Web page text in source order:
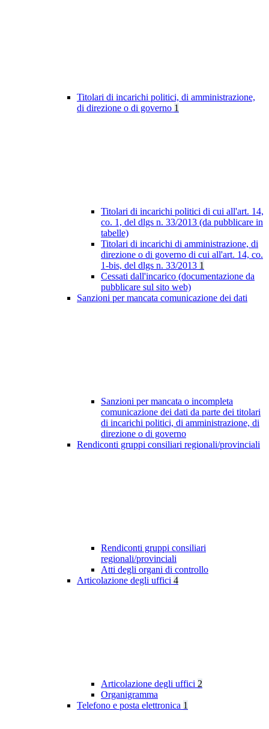
Titolari di incarichi politici, di amministrazione,
di direzione o di governo 1
Titolari di incarichi politici di cui all'art. 14,
co. 1, del dlgs n. 33/2013 (da pubblicare in
tabelle)
Titolari di incarichi di amministrazione, di
direzione o di governo di cui all'art. 14, co.
1-bis, del dlgs n. 33/2013 1
Cessati dall'incarico (documentazione da
pubblicare sul sito web)
Sanzioni per mancata comunicazione dei dati
Sanzioni per mancata o incompleta
comunicazione dei dati da parte dei titolari
di incarichi politici, di amministrazione, di
direzione o di governo
Rendiconti gruppi consiliari regionali/provinciali
Rendiconti gruppi consiliari
regionali/provinciali
Atti degli organi di controllo
Articolazione degli uffici 4
Articolazione degli uffici 2
Organigramma
Telefono e posta elettronica 1